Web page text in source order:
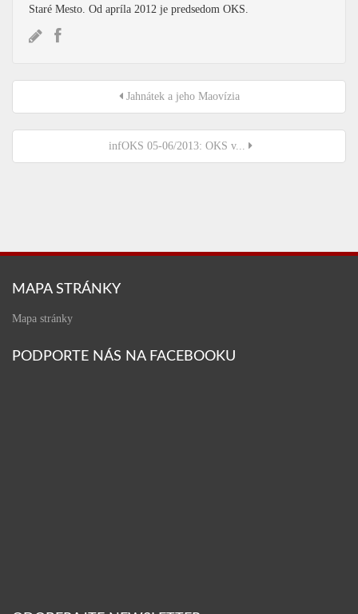
Staré Mesto. Od apríla 2012 je predsedom OKS.
Jahnátek a jeho Maovízia
infOKS 05-06/2013: OKS v...
MAPA STRÁNKY
Mapa stránky
PODPORTE NÁS NA FACEBOOKU